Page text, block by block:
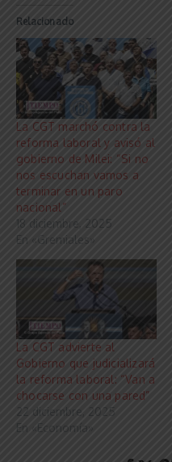
Relacionado
La CGT marchó contra la
reforma laboral y avisó al
gobierno de Milei: “Si no
nos escuchan vamos a
terminar en un paro
nacional”
18 diciembre, 2025
En «Gremiales»
La CGT advierte al
Gobierno que judicializará
la reforma laboral: “Van a
chocarse con una pared”
22 diciembre, 2025
En «Economía»